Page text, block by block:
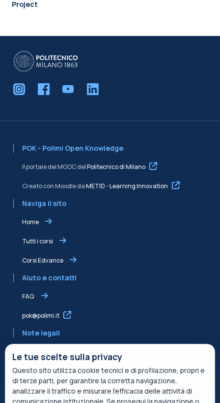
Project
POK - Polimi Open Knowledge
Il portale dei MOOC delPolitecnico di Milano
Creato con Moodle daMETID - Learning Innovation
Naviga il sito
Home
Tutti i corsi
Corsi Edvance
Aiuto e contatti
FAQ
pok@polimi.it
Note legali
Informativa condivisa Edvance per il trattamento dei dati
Termini di servizio
Le tue scelte sulla privacy
Questo sito utilizza cookie tecnici e di profilazione, propri e
di terze parti, per garantire la corretta navigazione,
analizzare il traffico e misurare l’efficacia delle attività di